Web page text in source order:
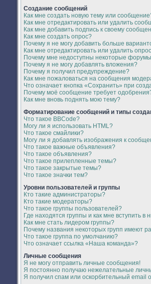
Создание сообщений
Как мне создать новую тему или
Как мне отредактировать или удалить
Как мне добавить подпись к своему
Как мне создать опрос?
Почему я не могу добавить больше
Как мне отредактировать или удалить
Почему мне недоступны некоторые
Почему я не могу добавлять вложения?
Почему я получил предупреждение?
Как мне пожаловаться на сообщения
Что означает кнопка «Сохранить» при
Почему моё сообщение требует
Как мне вновь поднять мою тему?
Форматирование сообщений и типы
Что такое BBCode?
Могу ли я использовать HTML?
Что такое смайлики?
Могу ли я добавлять изображения к
Что такое важные объявления?
Что такое объявления?
Что такое прилепленные темы?
Что такое закрытые темы?
Что такое значки тем?
Уровни пользователей и группы
Кто такие администраторы?
Кто такие модераторы?
Что такое группы пользователей?
Где находятся группы и как мне вступить в
Как мне стать лидером группы?
Почему названия некоторых групп имеют
Что такое группа по умолчанию?
Что означает ссылка «Наша команда»?
Личные сообщения
Я не могу отправить личные сообщения!
Я постоянно получаю нежелательные
Я получил спам или оскорбительный email